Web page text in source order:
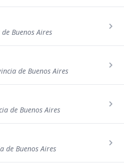
Buenos Aires
de Buenos Aires
de Buenos Aires
de Buenos Aires